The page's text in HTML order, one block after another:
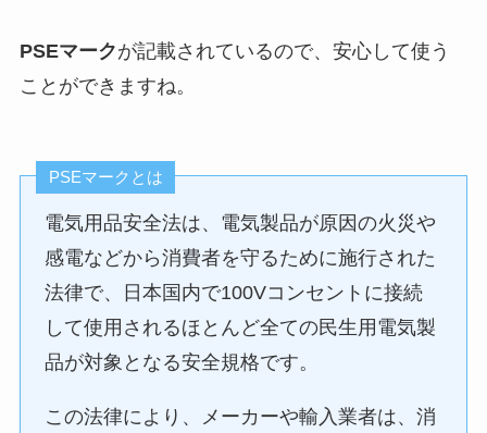
PSEマークが記載されているので、安心して使う
ことができますね。
PSEマークとは
電気用品安全法は、電気製品が原因の火災や
感電などから消費者を守るために施行された
法律で、日本国内で100Vコンセントに接続
して使用されるほとんど全ての民生用電気製
品が対象となる安全規格です。
この法律により、メーカーや輸入業者は、消